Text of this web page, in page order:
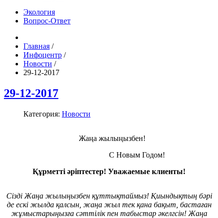
Экология
Вопрос-Ответ
Главная /
Инфоцентр /
Новости /
29-12-2017
29-12-2017
Категория: Новости
Жаңа жылыңызбен!
С Новым Годом!
Құрметті әріптестер! Уважаемые клиенты!
Сізді Жаңа жылыңызбен құттықтаймыз! Қиындықтың бәрі
де ескі жылда қалсын, жаңа жыл тек қана бақыт, бастаған
жұмыстарыңызға сәттілік пен табыстар әкелгсін! Жаңа